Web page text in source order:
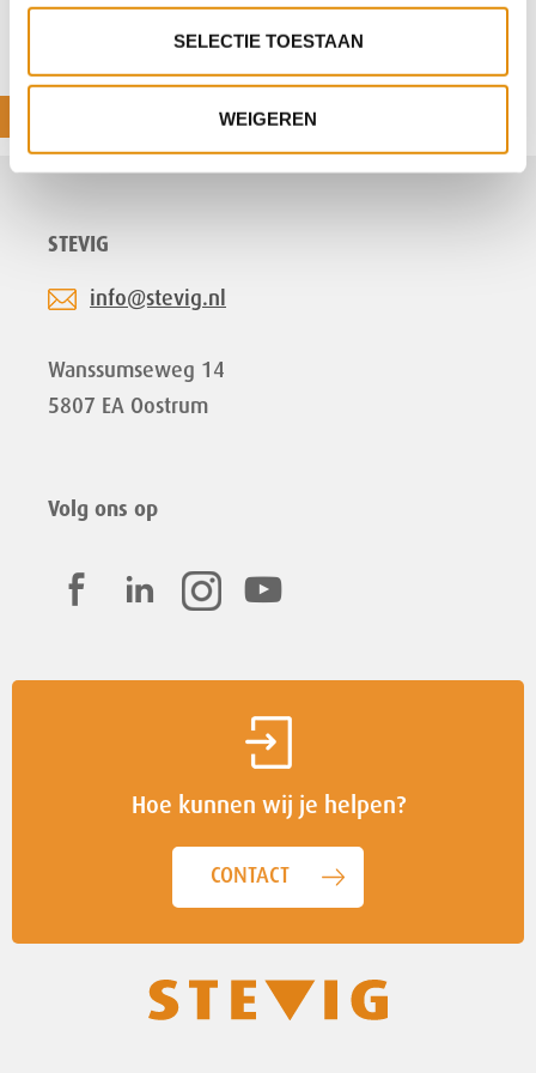
SELECTIE TOESTAAN
WEIGEREN
Deel deze pagina:
STEVIG
info@stevig.nl
Wanssumseweg 14
5807 EA Oostrum
Volg ons op
Hoe kunnen wij je helpen?
CONTACT